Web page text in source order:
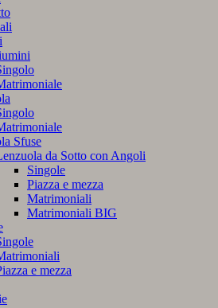
Sfuse
da Sotto con Angoli
Singole
Piazza e mezza
Matrimoniali
Matrimoniali BIG
e mezza